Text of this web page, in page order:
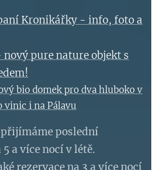
Kronikářky - info, foto a
nový pure nature objekt s
bio domek pro dva hluboko v
vinic i na Pálavu
přijímáme poslední
a více nocí v létě.
rezervace na 3 a více nocí